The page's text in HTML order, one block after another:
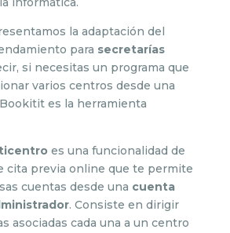
la adaptación del
para secretarías
si necesitas un programa que
varios centros desde una
es la herramienta
es una funcionalidad de
cita previa online que te permite
cuentas desde una cuenta
. Consiste en dirigir
asociadas cada una a un centro